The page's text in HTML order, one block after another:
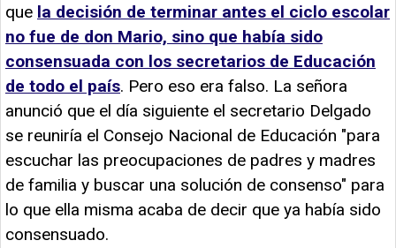
que la decisión de terminar antes el ciclo escolar
no fue de don Mario, sino que había sido
consensuada con los secretarios de Educación
de todo el país. Pero eso era falso. La señora
anunció que el día siguiente el secretario Delgado
se reuniría el Consejo Nacional de Educación "para
escuchar las preocupaciones de padres y madres
de familia y buscar una solución de consenso" para
lo que ella misma acaba de decir que ya había sido
consensuado.